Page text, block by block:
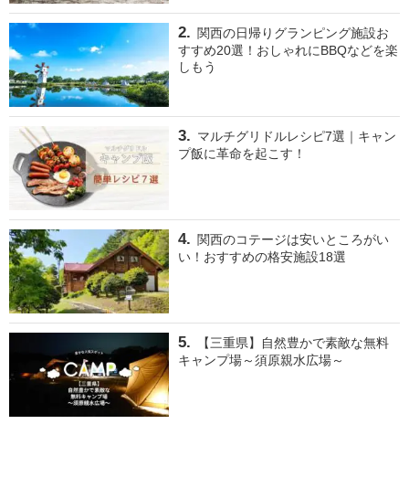
関西の日帰りグランピング施設お
すすめ20選！おしゃれにBBQなどを楽
しもう
マルチグリドルレシピ7選｜キャン
プ飯に革命を起こす！
関西のコテージは安いところがい
い！おすすめの格安施設18選
【三重県】自然豊かで素敵な無料
キャンプ場～須原親水広場～